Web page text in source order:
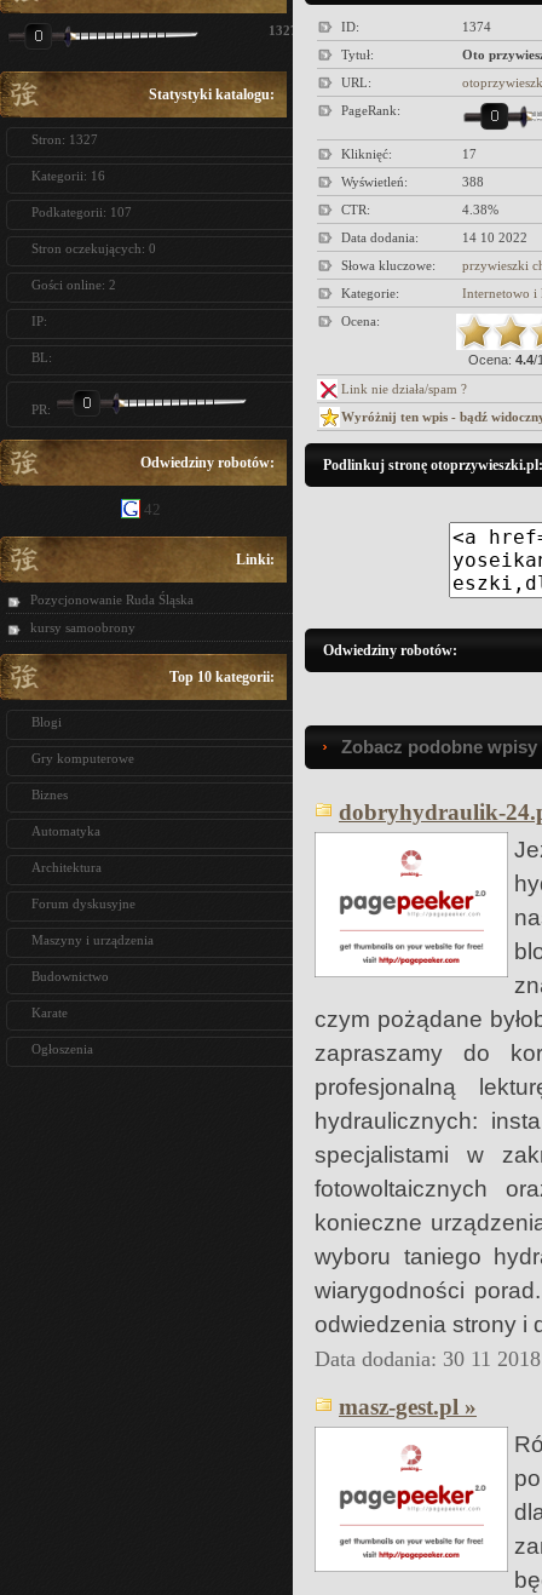
1327
Statystyki katalogu:
Stron: 1327
Kategorii: 16
Podkategorii: 107
Stron oczekujących: 0
Gości online: 2
IP:
BL:
PR:
Odwiedziny robotów:
42
Linki:
Pozycjonowanie Ruda Śląska
kursy samoobrony
Top 10 kategorii:
Blogi
Gry komputerowe
Biznes
Automatyka
Architektura
Forum dyskusyjne
Maszyny i urządzenia
Budownictwo
Karate
Ogłoszenia
ID:
1374
Tytuł:
Oto
URL:
PageRank:
Kliknięć:
17
Wyświetleń:
388
CTR:
4.38%
Data dodania:
14 10 2022
Słowa kluczowe:
przywieszki
Kategorie:
Internetowo i
Ocena:
Ocena: 4.4/
Link nie działa/spam ?
Wyróżnij ten wpis - bądź
Podlinkuj stronę otoprzywieszki.pl:
Odwiedziny robotów:
Zobacz podobne
dobryhydraulik-
czym pożądane
zapraszamy do
profesjonalną
hydraulicznych:
specjalistami w
fotowoltaicznych
konieczne
wyboru taniego
wiarygodności
odwiedzenia strony i
Data dodania: 30 11
masz-gest.pl »